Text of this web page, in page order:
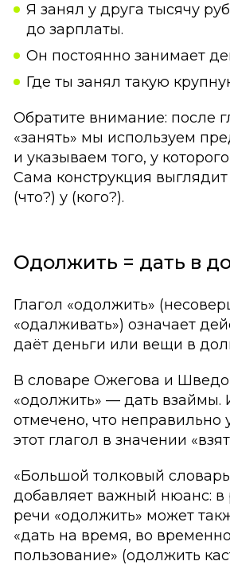
Я занял у друга тысячу
до зарплаты.
Он постоянно занимает
Где ты занял такую
Обратите внимание: после
«занять» мы используем
и указываем того, у
Сама конструкция выглядит
(что?) у (кого?).
Одолжить = дать в
Глагол «одолжить»
«одалживать») означает
даёт деньги или вещи в
В словаре Ожегова и
«одолжить» — дать взаймы.
отмечено, что неправильно
этот глагол в значении
«Большой толковый
добавляет важный нюанс: в
речи «одолжить» может
«дать на время, во
пользование» (одолжить